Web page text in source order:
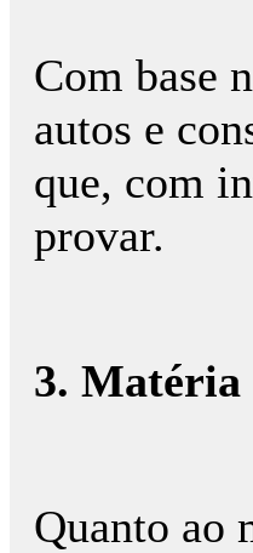
Com base
autos e
que, com
provar.
3.
Quanto ao